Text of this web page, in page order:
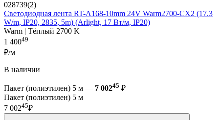
028739(2)
Светодиодная лента RT-A168-10mm 24V Warm2700-CX2 (17.3
W/m, IP20, 2835, 5m) (Arlight, 17 Вт/м, IP20)
Warm | Тёплый 2700 K
1 40049
₽/м
В наличии
Пакет (полиэтилен) 5 м — 7 00245 ₽
Пакет (полиэтилен) 5 м
7 00245₽